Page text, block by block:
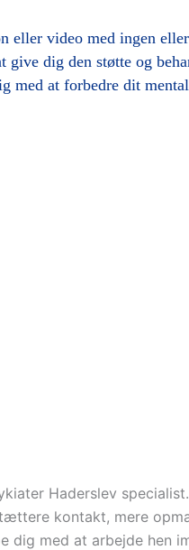
eller video med ingen
dig den støtte og
med at forbedre dit
Haderslev
kontakt, mere
dig med at arbejde hen